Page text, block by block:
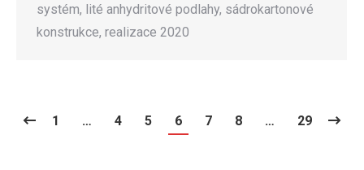
systém, lité anhydritové podlahy, sádrokartonové
konstrukce, realizace 2020
1 … 4 5 6 7 8 … 29